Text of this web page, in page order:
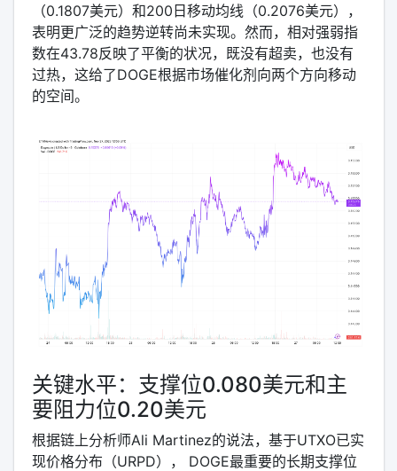
（0.1807美元）和200日移动均线（0.2076美元），
表明更广泛的趋势逆转尚未实现。然而，相对强弱指
数在43.78反映了平衡的状况，既没有超卖，也没有
过热，这给了DOGE根据市场催化剂向两个方向移动
的空间。
关键水平：支撑位0.080美元和主
要阻力位0.20美元
根据链上分析师Ali Martinez的说法，基于UTXO已实
现价格分布（URPD）， DOGE最重要的长期支撑位